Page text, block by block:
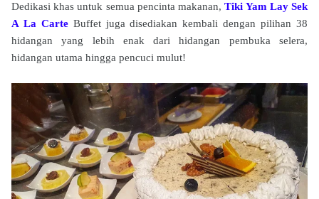
Dedikasi khas untuk semua pencinta makanan,Tiki Yam Lay Sek
A La CarteBuffet juga disediakan kembali dengan pilihan 38
hidangan yang lebih enak dari hidangan pembuka selera,
hidangan utama hingga pencuci mulut!